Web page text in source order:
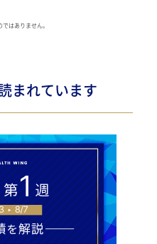
ではありません。
まれています